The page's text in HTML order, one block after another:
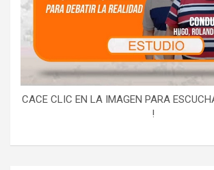
CACE CLIC EN LA IMAGEN PARA
!